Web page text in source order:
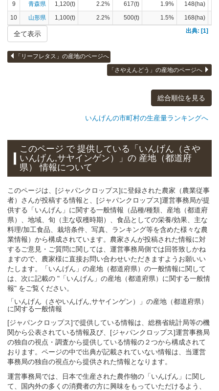
9
青森県 1,120(t) 2.2% 617(t) 1.9%
148(ha)
10
山形県 1,100(t) 2.2% 500(t) 1.5%
168(ha)
出典: [1]
全て表示
「リーフレタス」の産地のページへ
「さやえんどう」の産地のページへ
総合順位を見る
いんげんの市町村の生産量ランキングへ
このページ で 提供している「いんげん（さや
いんげん,サヤインゲン）」の 産地（都道府
県） 情報について
このページは、[ジャパンクロップス]に登録された農家（農業従事
者）さんが投稿する情報と、[ジャパンクロップス]運営事務局が提
供する「いんげん」に関する一般情報（品種/種類、産地（都道府
県）、地域、旬（主な収穫時期）、食品としての栄養/効果、主な
料理/加工食品、栽培条件、写真、ランキング等を含めた様々な農
業情報）から構成されています。農家さんが投稿された情報に対
するご意見・ご質問に関しては、運営事務局側では回答致しかね
ますので、農家様に直接お問い合わせいただきますようお願いい
たします。「いんげん」の産地（都道府県）の一般情報に関して
は、次に記載の "「いんげん」の産地（都道府県）に関する一般情
報" をご覧ください。
「いんげん（さやいんげん,サヤインゲン）」 の産地（都道府県）
に関する一般情報
[ジャパンクロップス]で提供している情報は、総務省統計局等の機
関から公表されている情報及び、[ジャパンクロップス]運営事務局
の独自の視点・調査から提供している情報の２つから構成されて
おります。ページの中で出典が記載されていない情報は、当運営
事務局の独自の視点から提供された情報となります。
運営事務局では、日本で生産された農作物の「いんげん」に関し
て、国内外の多くの消費者の方に興味をもっていただけるよう、